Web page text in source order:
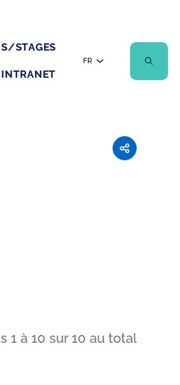
STAGES
INTRANET
FR
1 à 10 sur 10 au total